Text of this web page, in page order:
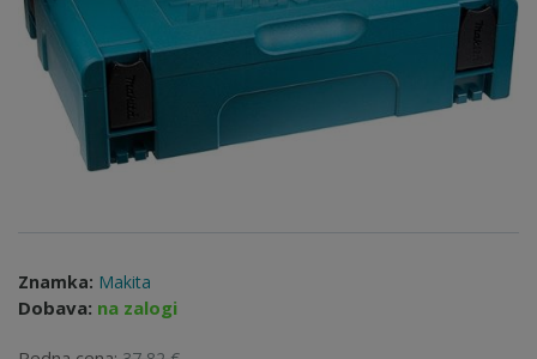
Znamka: Makita
Dobava: na zalogi